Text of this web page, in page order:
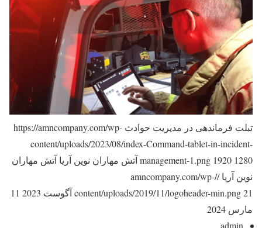
تبلت فرماندهی در مدیریت حوادث https://amncompany.com/wp-
content/uploads/2023/08/index-Command-tablet-in-incident-
management-1.png 1920 1280 آتش مهاران نوین آریا آتش مهاران
نوین آریا
//amncompany.com/wp-
content/uploads/2019/11/logoheader-min.png21 آگوست 2023
11
مارس 2024